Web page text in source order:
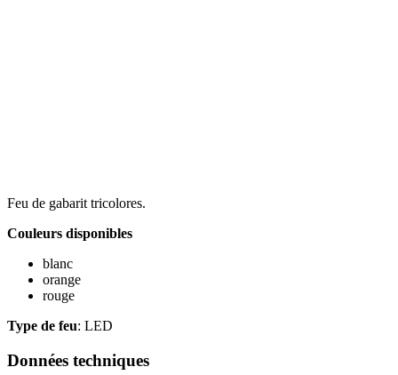
Feu de gabarit tricolores.
Couleurs disponibles
blanc
orange
rouge
Type de feu: LED
Données techniques